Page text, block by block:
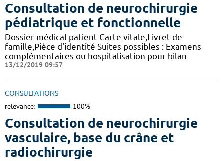
Consultation de neurochirurgie
pédiatrique et fonctionnelle
Dossier médical patient Carte vitale,Livret de
famille,Pièce d'identité Suites possibles : Examens
complémentaires ou hospitalisation pour bilan
13/12/2019 09:57
CONSULTATIONS
relevance: 100%
Consultation de neurochirurgie
vasculaire, base du crâne et
radiochirurgie